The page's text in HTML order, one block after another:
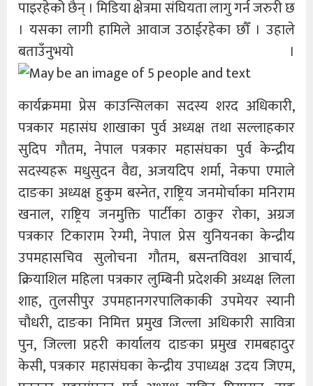
पाइरहेको छैन् । मिडिया क्षेत्रमा संघियता लागु गर्न जरुरी छ
। यसका लागी हामिले आवाज उठाईरहेका छौँ । उहाले
बताउँनुभयो ।
कार्यक्रममा प्रेस काउन्सिलका सदस्य शरद अधिकारी,
पत्रकार महासंघ शाखाका पुर्व अध्यक्ष तथा सल्लाहकार
सुदिप गौतम, नेपाल पत्रकार महासंघका पुर्व केन्द्रीय
सदस्यहरू मधुसुदन वैद्य, अजयदिप शर्मा, नेकपा एमाले
दाङका अध्यक्ष हुकुम बस्नेत, राष्ट्रिय जनमोर्चाका मनिराम
खनाल, राष्ट्रिय जनमुक्ति पार्टीका ठाकुर रोका, अग्रज
पत्रकार टिकाराम रेग्मी, नेपाल प्रेस युनियनका केन्द्रीय
उपमहासचिव सुलोचना गौतम, बसन्तविवश आचार्य,
क्रियाशिल महिला पत्रकार लुम्बिनी प्रदेशकी अध्यक्ष लिला
शाह, तुलसीपुर उपमहानगरपालिकाकी उपमेयर स्यानी
चौधरी, दाङका निमित्त प्रमुख जिल्ला अधिकारी सावित्रा
पुन, जिल्ला प्रहरी कार्यालय दाङका प्रमुख रामबहादुर
केसी, पत्रकार महासंघका केन्द्रीय उपाध्यक्ष उदय जिएम,